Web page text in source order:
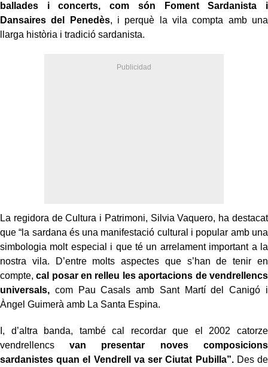
ballades i concerts, com són Foment Sardanista i
Dansaires del Penedès, i perquè la vila compta amb una
llarga història i tradició sardanista.
La regidora de Cultura i Patrimoni, Silvia Vaquero, ha destacat
que “la sardana és una manifestació cultural i popular amb una
simbologia molt especial i que té un arrelament important a la
nostra vila. D’entre molts aspectes que s’han de tenir en
compte,cal posar en relleu les aportacions de vendrellencs
universals, com Pau Casals amb Sant Martí del Canigó i
Àngel Guimerà amb La Santa Espina.
I, d’altra banda, també cal recordar que el 2002 catorze
vendrellencsvan presentar noves composicions
sardanistes quan el Vendrell va ser Ciutat Pubilla”.Des de